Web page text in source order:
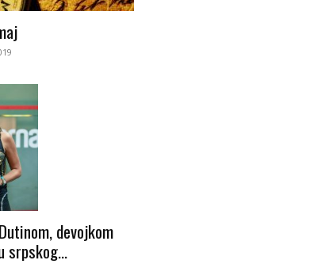
devojkom
srpskog...